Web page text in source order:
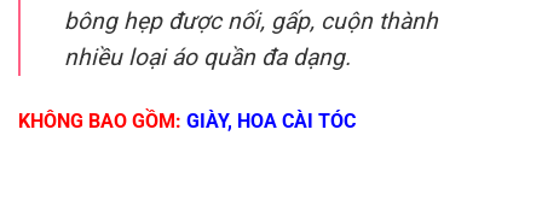
bông hẹp được nối, gấp, cuộn thành
nhiều loại áo quần đa dạng.
KHÔNG BAO GỒM: GIÀY, HOA CÀI TÓC